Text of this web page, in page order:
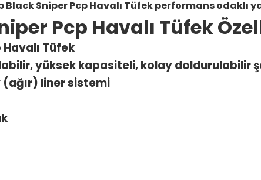
Black Sniper Pcp Havalı Tüfekperformans odaklı
Pcp Havalı Tüfek
Tüfek
yüksek kapasiteli, kolay doldurulabilir
(ağır) liner sistemi